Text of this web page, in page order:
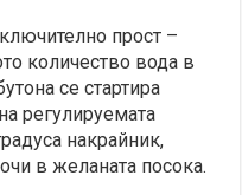
прост –
количество вода в
се стартира
регулируемата
накрайник,
в желаната посока.